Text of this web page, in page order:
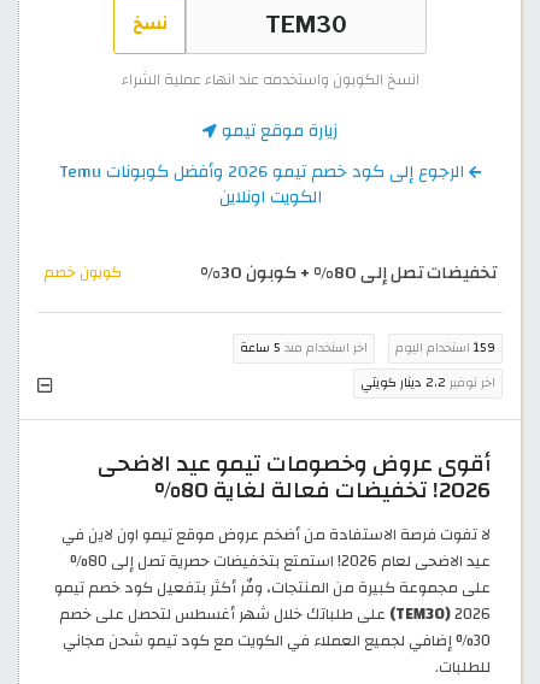
نسخ
انسخ الكوبون واستخدمه عند انهاء عملية الشراء
زيارة موقع تيمو
الرجوع إلى كود خصم تيمو 2026 وأفضل كوبونات Temu
الكويت اونلاين
تخفيضات تصل إلى 80% + كوبون 30% كوبون خصم
159 استخدام اليوم اخر استخدام منذ 5 ساعة
اخر توفير 2.2 دينار كويتي
أقوى عروض وخصومات تيمو عيد الاضحى
2026! تخفيضات فعالة لغاية 80%
لا تفوت فرصة الاستفادة من أضخم عروض موقع تيمو اون لاين في
عيد الاضحى لعام 2026! استمتع بتخفيضات حصرية تصل إلى 80%
على مجموعة كبيرة من المنتجات، وفّر أكثر بتفعيل كود خصم تيمو
2026
(TEM30)
على طلباتك خلال شهر أغسطس لتحصل على خصم
30% إضافي لجميع العملاء في الكويت مع كود تيمو شحن مجاني
للطلبات.